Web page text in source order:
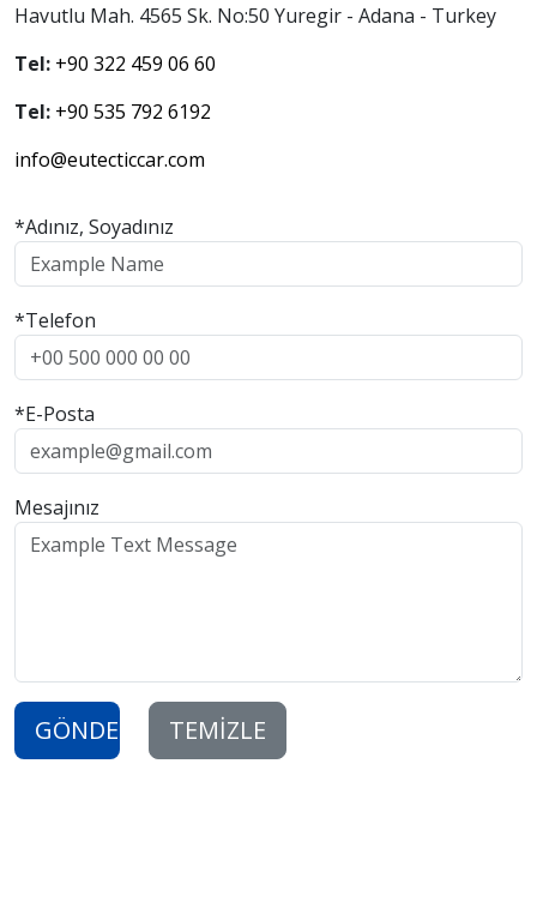
Havutlu Mah. 4565 Sk. No:50 Yuregir - Adana - Turkey
Tel: +90 322 459 06 60
Tel: +90 535 792 6192
info@eutecticcar.com
*Adınız, Soyadınız
*Telefon
*E-Posta
Mesajınız
GÖNDER TEMİZLE